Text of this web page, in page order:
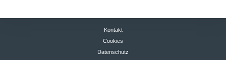
Kontakt
Cookies
Datenschutz